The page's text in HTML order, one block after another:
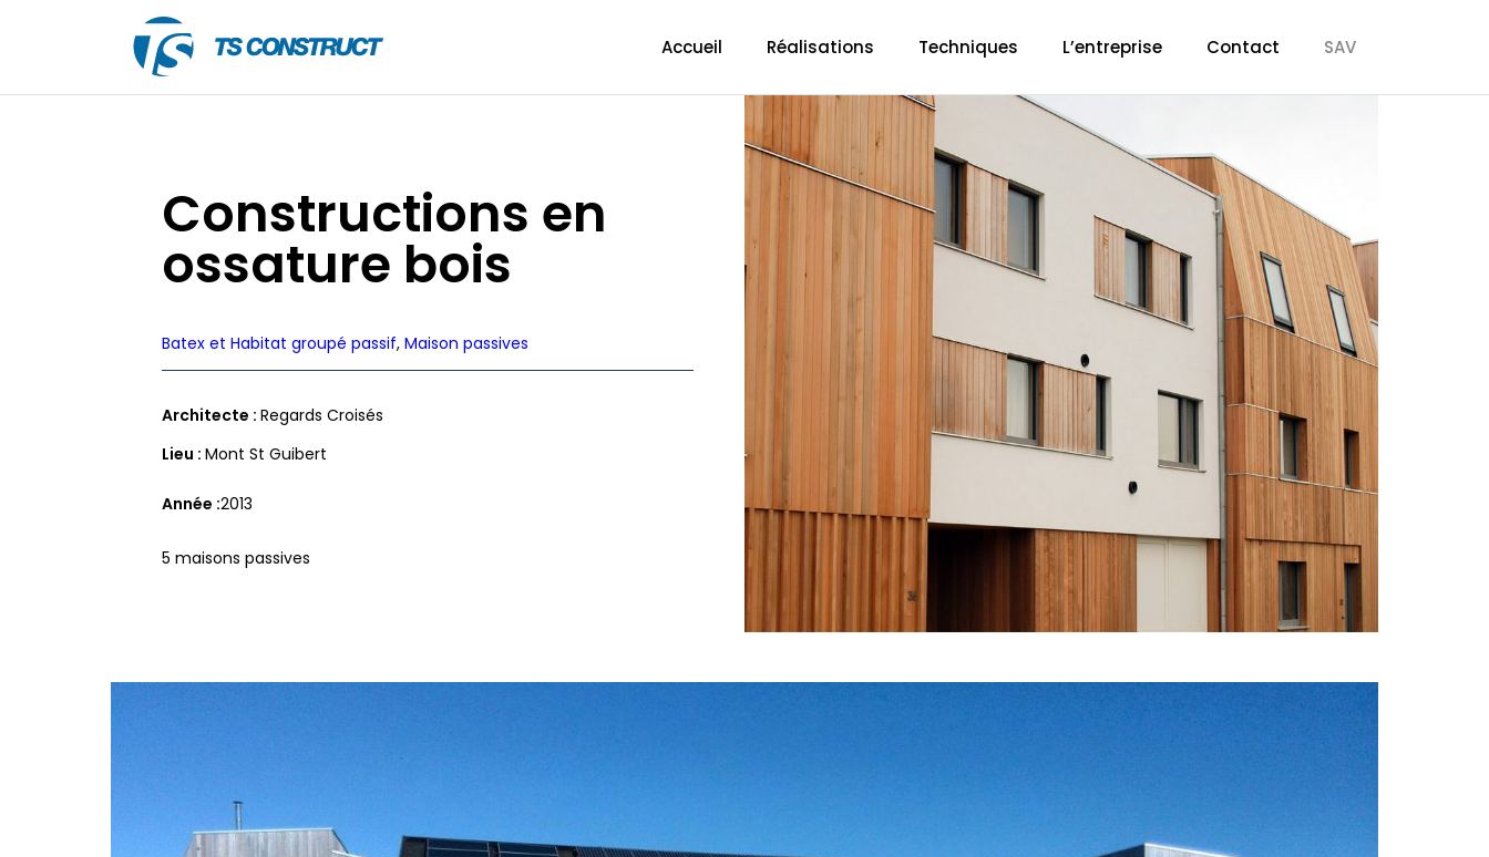
Accueil Réalisations Techniques L’entreprise Contact SAV
Constructions en
ossature bois
Batex et Habitat groupé passif, Maison passives
Architecte : Regards Croisés
Lieu : Mont St Guibert
Année 2013
5 maisons passives